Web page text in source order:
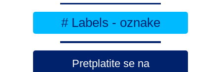
# Labels - oznake
Pretplatite se na